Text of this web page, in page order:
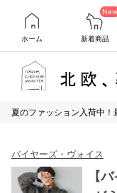
ホーム
New
新着商品
夏のファッション入荷中
バイヤーズ・ヴォイス
【